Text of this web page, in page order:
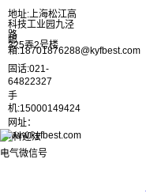
地址:上海松江高
科技工业园九泾
路
325弄2号楼
邮
箱:18701876288@kyfbest.com
固话:021-
64822327
手
机:15000149424
网址：
www.kyfbest.com